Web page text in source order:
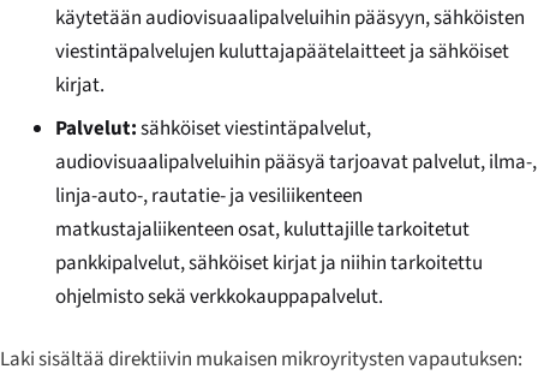
käytetään audiovisuaalipalveluihin pääsyyn, sähköisten
viestintäpalvelujen kuluttajapäätelaitteet ja sähköiset
kirjat.
Palvelut:sähköiset viestintäpalvelut,
audiovisuaalipalveluihin pääsyä tarjoavat palvelut, ilma-,
linja-auto-, rautatie- ja vesiliikenteen
matkustajaliikenteen osat, kuluttajille tarkoitetut
pankkipalvelut, sähköiset kirjat ja niihin tarkoitettu
ohjelmisto sekä verkkokauppapalvelut.
Laki sisältää direktiivin mukaisen mikroyritysten vapautuksen: